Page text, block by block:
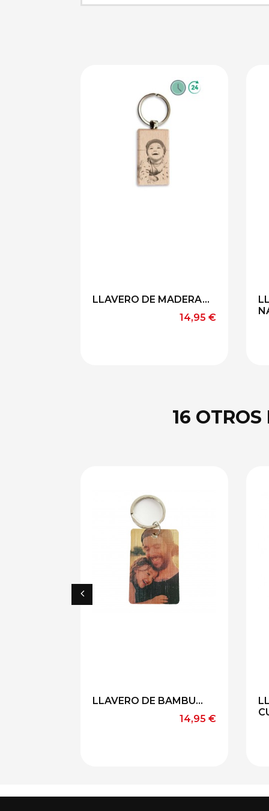
LLAVERO DE MADERA...
Precio
14,95 €
16
LLAVERO DE BAMBU...
Precio
14,95 €